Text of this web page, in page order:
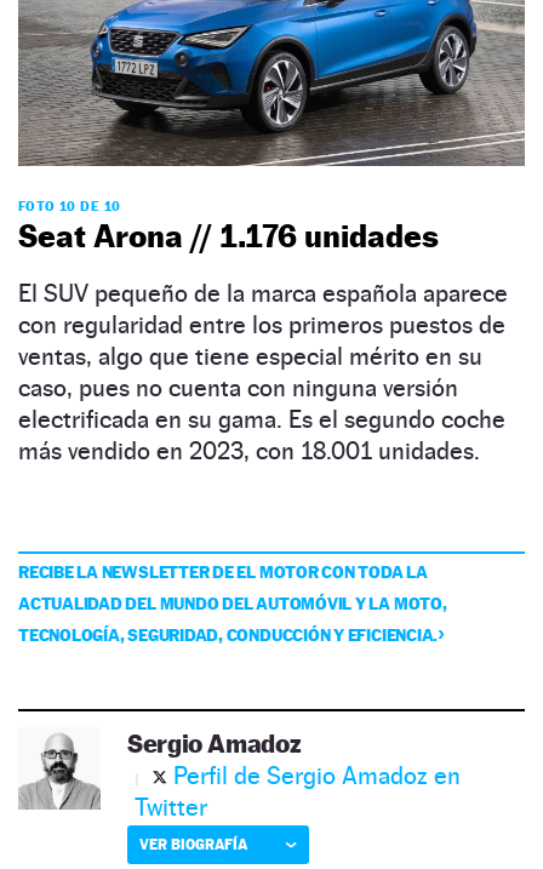
FOTO 10 DE 10
Seat Arona // 1.176 unidades
El SUV pequeño de la marca española aparece
con regularidad entre los primeros puestos de
ventas, algo que tiene especial mérito en su
caso, pues no cuenta con ninguna versión
electrificada en su gama. Es el segundo coche
más vendido en 2023, con 18.001 unidades.
RECIBE LA NEWSLETTER DE EL MOTOR CON TODA LA
ACTUALIDAD DEL MUNDO DEL AUTOMÓVIL Y LA MOTO,
TECNOLOGÍA, SEGURIDAD, CONDUCCIÓN Y EFICIENCIA.
Sergio Amadoz
Perfil de Sergio Amadoz en
Twitter
VER BIOGRAFÍA